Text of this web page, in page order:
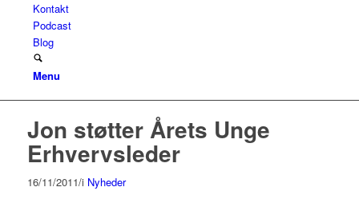
Kontakt
Podcast
Blog
Menu
Jon støtter Årets Unge
Erhvervsleder
16/11/2011/i Nyheder